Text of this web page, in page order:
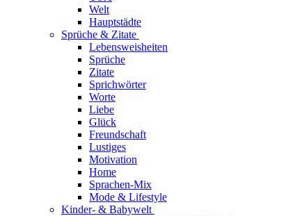
Welt
Hauptstädte
Sprüche & Zitate
Lebensweisheiten
Sprüche
Zitate
Sprichwörter
Worte
Liebe
Glück
Freundschaft
Lustiges
Motivation
Home
Sprachen-Mix
Mode & Lifestyle
Kinder- & Babywelt